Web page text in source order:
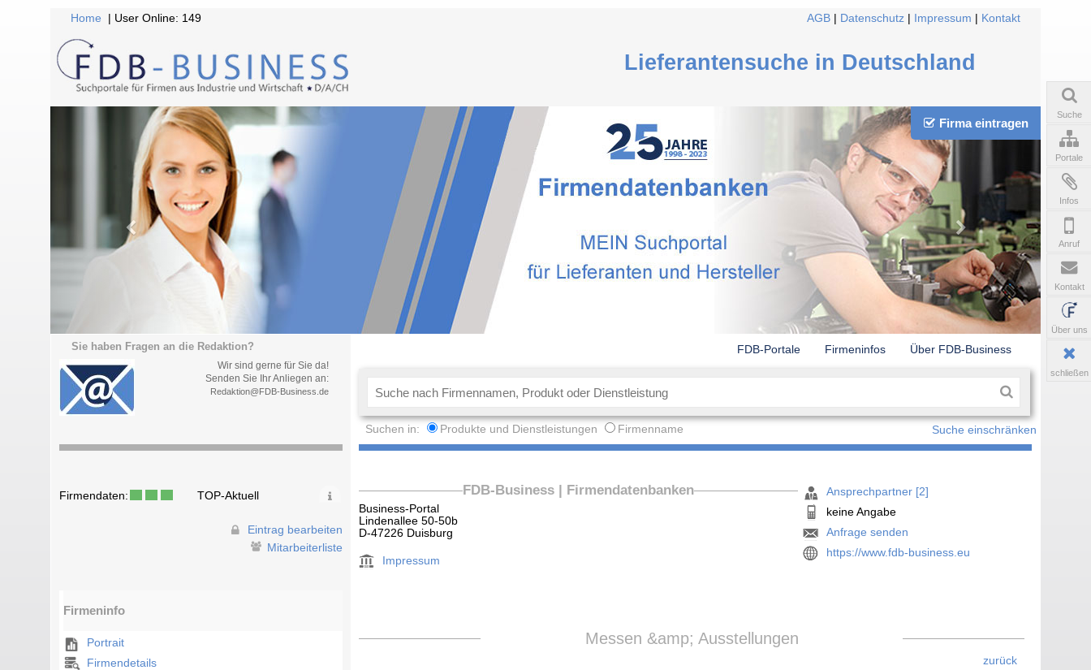
Home | User Online: 149 AGB Datenschutz Impressum Kontakt
Lieferantensuche in Deutschland
Firma eintragen
Sie haben Fragen an die Redaktion?
Wir sind gerne für Sie da!
Senden Sie Ihr Anliegen an:
Redaktion@FDB-Business.de
FDB-Portale Firmeninfos Über FDB-Business
Suchen in: Produkte und Dienstleistungen Firmenname Suche einschränken
Firmendaten: TOP-Aktuell
Eintrag bearbeiten
Mitarbeiterliste
Firmeninfo
Portrait
Firmendetails
FDB-Business | Firmendatenbanken
Business-Portal
Lindenallee 50-50b
D-47226 Duisburg
Impressum
Ansprechpartner [2]
keine Angabe
Anfrage senden
https://www.fdb-business.eu
Messen &amp; Ausstellungen
zurück
Suche
Portale
Infos
Anruf
Kontakt
Über uns
schließen